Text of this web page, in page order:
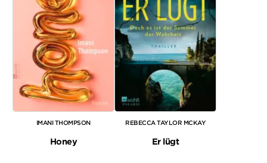
IMANI THOMPSON
Honey
REBECCA TAYLOR MCKAY
Er lügt